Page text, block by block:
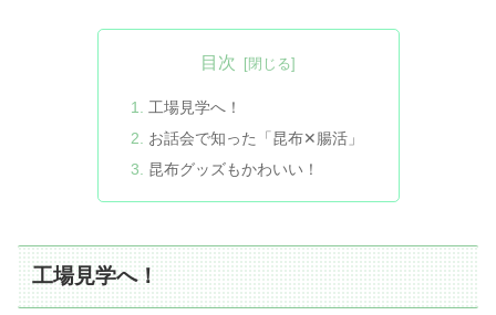
目次
工場見学へ！
お話会で知った「昆布✕腸活」
昆布グッズもかわいい！
工場見学へ！